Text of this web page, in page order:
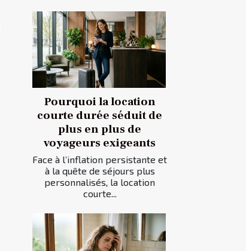
Pourquoi la location
courte durée séduit de
plus en plus de
voyageurs exigeants
Face à l’inflation persistante et
à la quête de séjours plus
personnalisés, la location
courte...